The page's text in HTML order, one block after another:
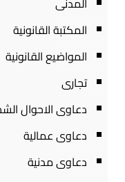
المكتبة القانونية
المواضيع القانونية
تجارى
دعاوى الاحوال
دعاوى عمالية
دعاوى مدنية